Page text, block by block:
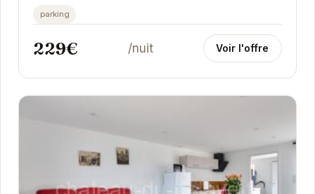
à proximité de la plage, elle offre un accès...
parking
229€ /nuit Voir l'offre